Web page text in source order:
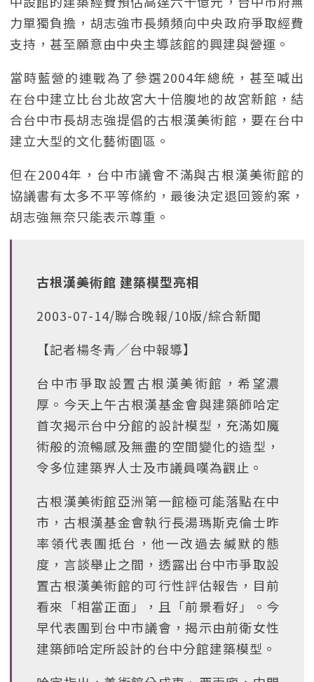
力單獨負擔，胡志強市長頻頻向中央政府爭取經費
支持，甚至願意由中央主導該館的興建與營運。
當時藍營的連戰為了參選2004年總統，甚至喊出
在台中建立比台北故宮大十倍腹地的故宮新館，結
合台中市長胡志強提倡的古根漢美術館，要在台中
建立大型的文化藝術園區。
但在2004年，台中市議會不滿與古根漢美術館的
協議書有太多不平等條約，最後決定退回簽約案，
胡志強無奈只能表示尊重。
古根漢美術館 建築模型亮相
2003-07-14/聯合晚報/10版/綜合新聞
【記者楊冬青╱台中報導】
台中市爭取設置古根漢美術館，希望濃
厚。今天上午古根漢基金會與建築師哈定
首次揭示台中分館的設計模型，充滿如魔
術般的流暢感及無盡的空間變化的造型，
令多位建築界人士及市議員嘆為觀止。
古根漢美術館亞洲第一館極可能落點在中
市，古根漢基金會執行長湯瑪斯克倫士昨
率領代表團抵台，他一改過去緘默的態
度，言談舉止之間，透露出台中市爭取設
置古根漢美術館的可行性評估報告，目前
看來「相當正面」，且「前景看好」。今
早代表團到台中市議會，揭示由前衛女性
建築師哈定所設計的台中分館建築模型。